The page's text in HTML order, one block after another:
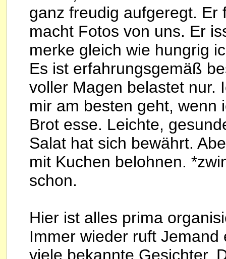
ganz freudig aufgeregt. Er
macht Fotos von uns. Er
merke gleich wie hungrig
Es ist erfahrungsgemäß
voller Magen belastet nur.
mir am besten geht, wenn
Brot esse. Leichte,
Salat hat sich bewährt.
mit Kuchen belohnen.
schon.
Hier ist alles prima
Immer wieder ruft
viele bekannte Gesichter.